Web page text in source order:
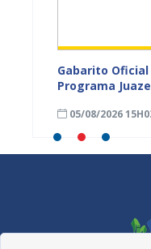
Gabarito
Programa
05/08/2026